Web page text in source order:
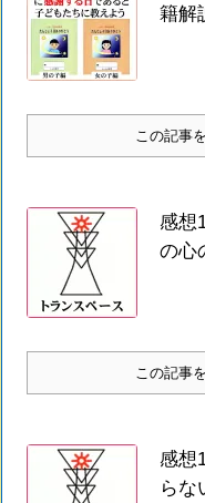
籍解
この記事
感想
の心
この記事
感想
らな